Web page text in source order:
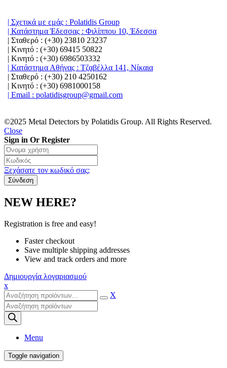
| Σχετικά με εμάς : Polatidis Group
| Κατάστημα Έδεσσας : Φιλίππου 10, Έδεσσα
| Σταθερό : (+30) 23810 23237
| Κινητό : (+30) 69415 50822
| Κινητό : (+30) 6986503332
| Κατάστημα Αθήνας : Τζαβέλλα 141, Νίκαια
| Σταθερό : (+30) 210 4250162
| Κινητό : (+30) 6981000158
| Email : polatidisgroup@gmail.com
©2025 Metal Detectors by Polatidis Group. All Rights Reserved.
Close
Sign in Or Register
Ξεχάσατε τον κωδικό σας;
NEW HERE?
Registration is free and easy!
Faster checkout
Save multiple shipping addresses
View and track orders and more
Δημιουργία λογαριασμού
x
X
Products
search
Menu
Toggle navigation